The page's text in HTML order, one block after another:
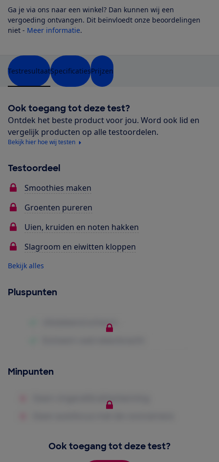
Ga je via ons naar een winkel? Dan kunnen wij een
vergoeding ontvangen. Dit beïnvloedt onze beoordelingen
niet - Meer informatie.
TestresultaatSpecificatiesPrijzen
Ook toegang tot deze test?
Ontdek het beste product voor jou. Word ook lid en
vergelijk producten op alle testoordelen.
Bekijk hier hoe wij testen
Testoordeel
Smoothies maken
Groenten pureren
Uien, kruiden en noten hakken
Slagroom en eiwitten kloppen
Bekijk alles
Pluspunten
Minpunten
Ook toegang tot deze test?